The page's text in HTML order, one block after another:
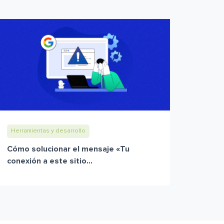
Herramientas y desarrollo
Cómo solucionar el mensaje «Tu
conexión a este sitio...